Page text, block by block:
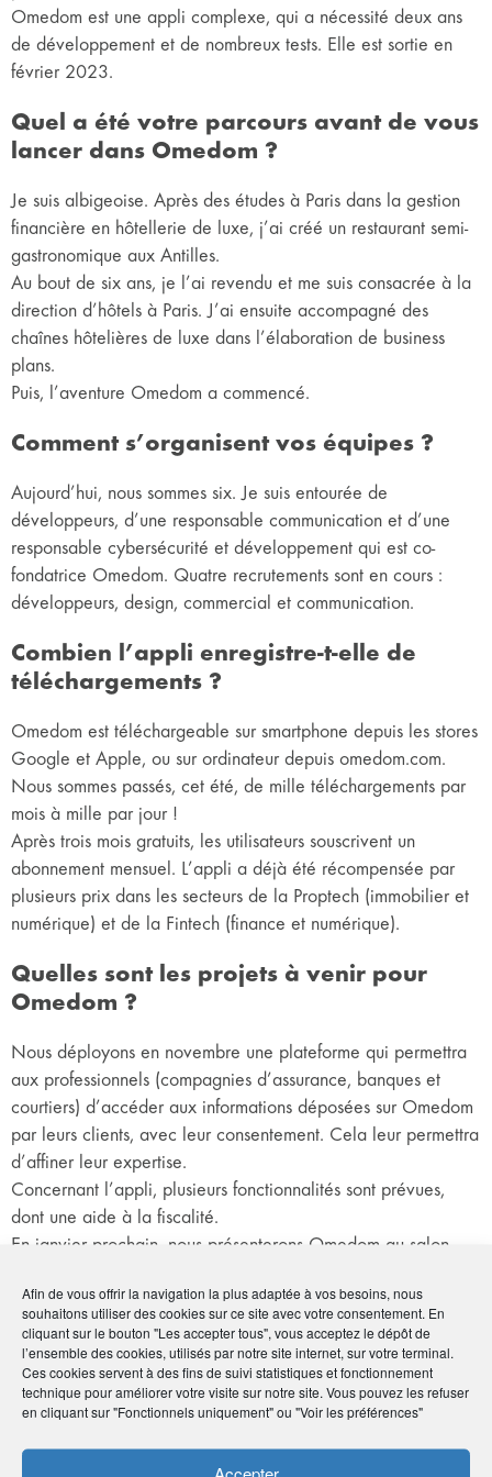
Afin de vous offrir la navigation la plus adaptée à vos besoins, nous
souhaitons utiliser des cookies sur ce site avec votre consentement. En
cliquant sur le bouton "Les accepter tous", vous acceptez le dépôt de
l’ensemble des cookies, utilisés par notre site internet, sur votre terminal.
Ces cookies servent à des fins de suivi statistiques et fonctionnement
technique pour améliorer votre visite sur notre site. Vous pouvez les refuser
en cliquant sur "Fonctionnels uniquement" ou "Voir les préférences"
Omedom est une appli complexe, qui a nécessité deux ans
de développement et de nombreux tests. Elle est sortie en
février 2023.
Quel a été votre parcours avant de vous
lancer dans Omedom ?
Je suis albigeoise. Après des études à Paris dans la gestion
financière en hôtellerie de luxe, j’ai créé un restaurant semi-
gastronomique aux Antilles.
Au bout de six ans, je l’ai revendu et me suis consacrée à la
direction d’hôtels à Paris. J’ai ensuite accompagné des
chaînes hôtelières de luxe dans l’élaboration de business
plans.
Puis, l’aventure Omedom a commencé.
Comment s’organisent vos équipes ?
Aujourd’hui, nous sommes six. Je suis entourée de
développeurs, d’une responsable communication et d’une
responsable cybersécurité et développement qui est co-
fondatrice Omedom. Quatre recrutements sont en cours :
développeurs, design, commercial et communication.
Combien l’appli enregistre-t-elle de
téléchargements ?
Omedom est téléchargeable sur smartphone depuis les stores
Google et Apple, ou sur ordinateur depuis omedom.com.
Nous sommes passés, cet été, de mille téléchargements par
mois à mille par jour !
Après trois mois gratuits, les utilisateurs souscrivent un
abonnement mensuel. L’appli a déjà été récompensée par
plusieurs prix dans les secteurs de la Proptech (immobilier et
numérique) et de la Fintech (finance et numérique).
Quelles sont les projets à venir pour
Omedom ?
Nous déployons en novembre une plateforme qui permettra
aux professionnels (compagnies d’assurance, banques et
courtiers) d’accéder aux informations déposées sur Omedom
par leurs clients, avec leur consentement. Cela leur permettra
d’affiner leur expertise.
Concernant l’appli, plusieurs fonctionnalités sont prévues,
dont une aide à la fiscalité.
En janvier prochain, nous présenterons Omedom au salon
Enfin, nous sommes en train de finaliser une augmentation de
capital et prévoyons de multiplier par deux nos effectifs en
2024.